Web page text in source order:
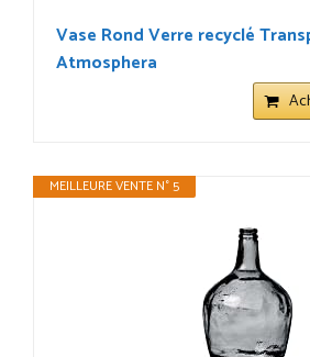
Vase Rond Verre recyclé
Atmosphera
MEILLEURE VENTE N° 5